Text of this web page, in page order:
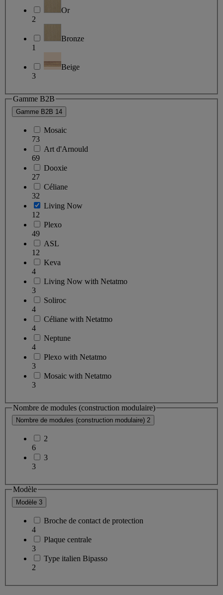
Or
2
Bronze
1
Beige
3
Gamme B2B
Gamme B2B 14
Mosaic
73
Art d'Arnould
69
Dooxie
27
Céliane
32
Living Now
12
Plexo
49
ASL
12
Keva
4
Living Now with Netatmo
3
Soliroc
4
Céliane with Netatmo
4
Neptune
4
Plexo with Netatmo
3
Mosaic with Netatmo
3
Nombre de modules (construction modulaire)
Nombre de modules (construction modulaire) 2
2
6
3
3
Modèle
Modèle 3
Broche de contact de protection
4
Plaque centrale
3
Type italien Bipasso
2